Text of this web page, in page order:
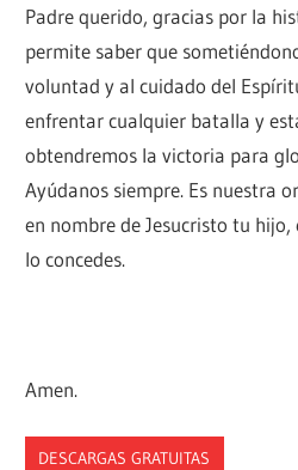
Padre querido, gracias por la
permite saber que
voluntad y al cuidado del
enfrentar cualquier batalla y
obtendremos la victoria para
Ayúdanos siempre. Es nuestra
en nombre de Jesucristo tu
lo concedes.
Amen.
DESCARGAS GRATUITAS